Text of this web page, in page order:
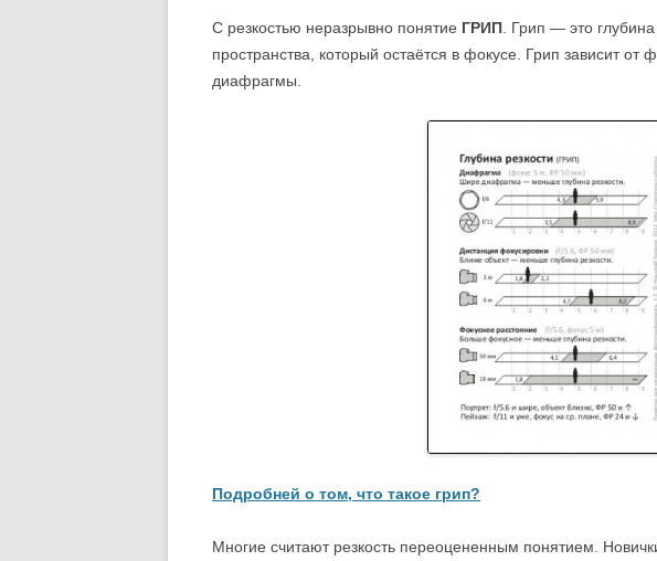
С резкостью неразрывно понятие ГРИП . Грип — это
пространства, который остаётся в фокусе. Грип зависит от
диафрагмы.
Подробней о том, что такое грип?
Многие считают резкость переоцененным понятием.